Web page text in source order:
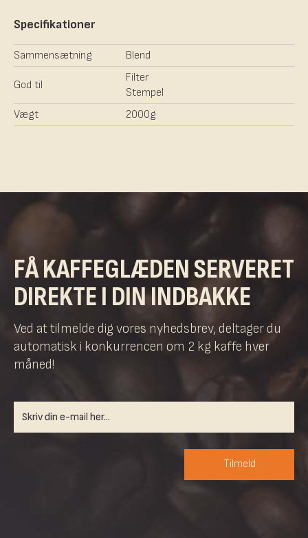
Specifikationer
Sammensætning Blend
God til
Filter
Stempel
Vægt
2000g
FÅ KAFFEGLÆDEN SERVERET
DIREKTE I DIN INDBAKKE
Ved at tilmelde dig vores nyhedsbrev, deltager du
automatisk i konkurrencen om 2 kg kaffe hver
måned!
Tilmeld